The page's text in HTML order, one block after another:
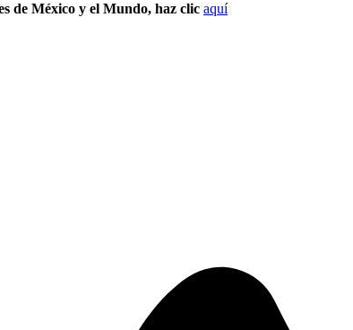
de México y el Mundo, haz clic aquí